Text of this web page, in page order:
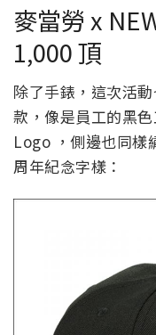
麥當勞 x
1,000 頂
除了手錶，這次活
款，像是員工的黑
Logo ，側邊也同樣
周年紀念字樣：